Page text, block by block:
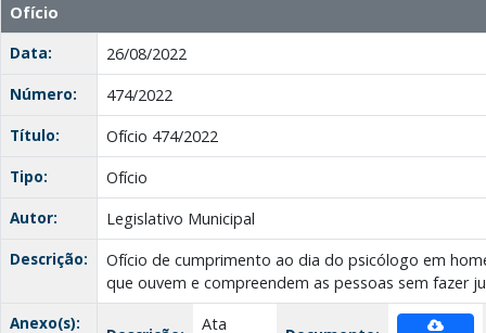
Ofício
Data:
26/08/2022
Número:
474/2022
Título:
Ofício 474/2022
Tipo:
Ofício
Autor:
Legislativo Municipal
Descrição:
Ofício de cumprimento ao dia do psicólogo em
que ouvem e compreendem as pessoas sem fazer
Anexo(s):
Ata